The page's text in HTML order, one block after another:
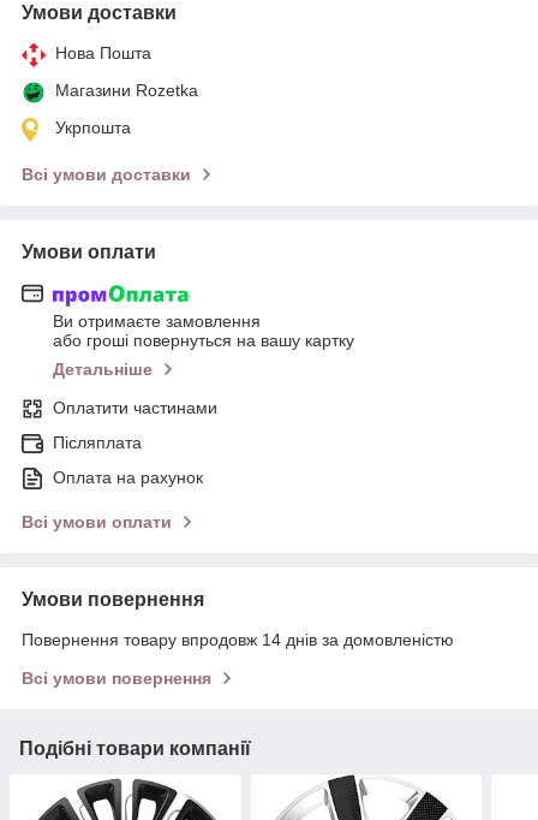
Умови доставки
Нова Пошта
Магазини Rozetka
Укрпошта
Всі умови доставки
Умови оплати
Ви отримаєте замовлення
або гроші повернуться на вашу картку
Детальніше
Оплатити частинами
Післяплата
Оплата на рахунок
Всі умови оплати
Умови повернення
Повернення товару впродовж 14 днів за домовленістю
Всі умови повернення
Подібні товари компанії